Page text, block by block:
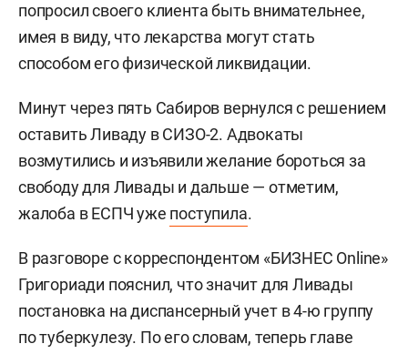
попросил своего клиента быть внимательнее,
имея в виду, что лекарства могут стать
способом его физической ликвидации.
Минут через пять Сабиров вернулся с решением
оставить Ливаду в СИЗО-2. Адвокаты
возмутились и изъявили желание бороться за
свободу для Ливады и дальше — отметим,
жалоба в ЕСПЧ уже поступила.
В разговоре с корреспондентом «БИЗНЕС Online»
Григориади пояснил, что значит для Ливады
постановка на диспансерный учет в 4-ю группу
по туберкулезу. По его словам, теперь главе